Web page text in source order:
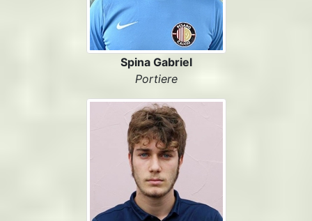
Spina Gabriel
Portiere